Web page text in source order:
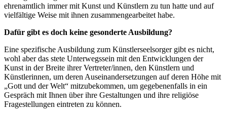
ehrenamtlich immer mit Kunst und Künstlern zu tun hatte und auf
vielfältige Weise mit ihnen zusammengearbeitet habe.
Dafür gibt es doch keine gesonderte Ausbildung?
Eine spezifische Ausbildung zum Künstlerseelsorger gibt es nicht,
wohl aber das stete Unterwegssein mit den Entwicklungen der
Kunst in der Breite ihrer Vertreter/innen, den Künstlern und
Künstlerinnen, um deren Auseinandersetzungen auf deren Höhe mit
„Gott und der Welt“ mitzubekommen, um gegebenenfalls in ein
Gespräch mit Ihnen über ihre Gestaltungen und ihre religiöse
Fragestellungen eintreten zu können.